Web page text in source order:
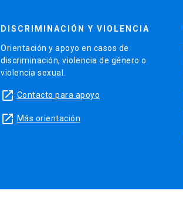
DISCRIMINACIÓN Y VIOLENCIA
Orientación y apoyo en casos de
discriminación, violencia de género o
violencia sexual.
launch Contacto para apoyo
launch Más orientación